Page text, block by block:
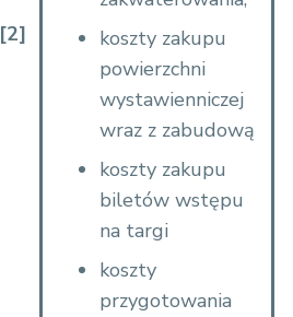
[2]
koszty zakupu
powierzchni
wystawienniczej
wraz z zabudową
koszty zakupu
biletów wstępu
na targi
koszty
przygotowania